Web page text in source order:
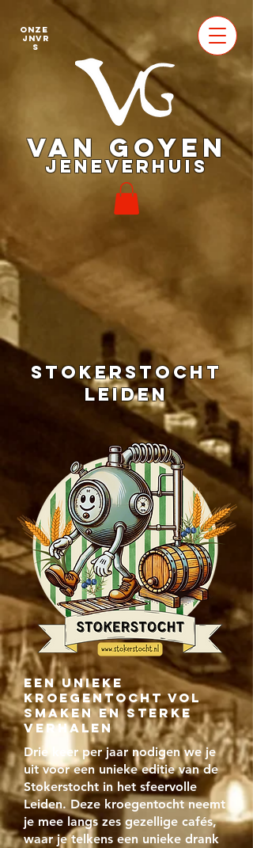
VAN GOYEN
JENEVERHUIS
Onze
jnvr
s
STOKERSTOCHT
LEIDEN
Een unieke
kroegentocht vol
smaken en STERKE
verhalen
Drie keer per jaar nodigen we je
uit voor een unieke editie van de
Stokerstocht in het sfeervolle
Leiden. Deze kroegentocht neemt
je mee langs zes gezellige cafés,
waar je telkens een unieke drank